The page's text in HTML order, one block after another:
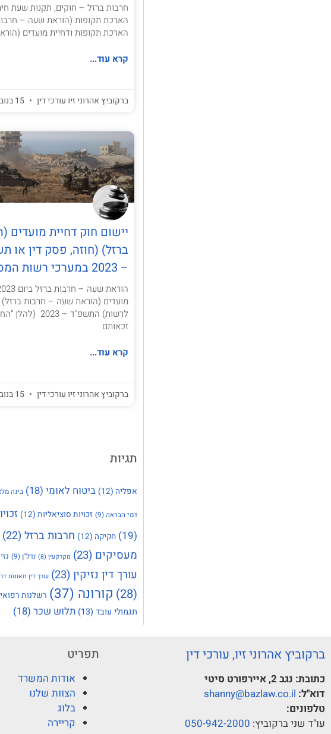
חרבות ברזל – חוקים, תקנות שעת
הארכת תקופות (הוראת שעה –
הארכת תקופות ודחיית מועדים
קרא עוד...
ברקוביץ אהרוני זיו עורכי דין 15 בנובמבר 2023
יישום חוק דחיית
ברזל) (חוזה, פסק דין
– 2023 במערכי רשות המסים
מועדים (הוראת שעה – חרבות
לרשות)
זכאותם
קרא עוד...
ברקוביץ אהרוני זיו עורכי דין 15 בנובמבר 2023
תגיות
אפליה (12) ביטוח לאומי (18) בינה
דמי הבראה(9) זכויות סוציאליות (12)
(19)
חקיקה (12) חרבות ברזל (22)
מעסיקים (23) מקרקעין (8) נדל"ן(9)
עורך דין נזיקין(23) עורך דין תאונות
(28)
קורונה (37) רשלנות
תגמולי עובד (13) תלוש שכר (18)
ברקוביץ אהרוני זיו, עורכי דין
כתובת: נגב 2, איירפורט סיטי
דוא"ל: shanny@bazlaw.co.il
טלפונים:
עו"ד שני ברקוביץ: 050-942-2000
תפריט
אודות המשרד
הצוות שלנו
בלוג
קריירה